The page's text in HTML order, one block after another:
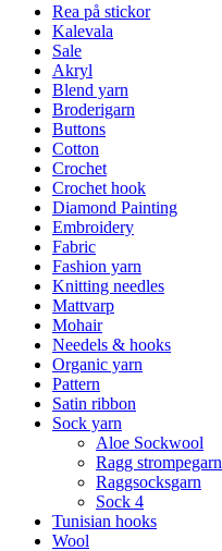
Rea på stickor
Kalevala
Sale
Akryl
Blend yarn
Broderigarn
Buttons
Cotton
Crochet
Crochet hook
Diamond Painting
Embroidery
Fabric
Fashion yarn
Knitting needles
Mattvarp
Mohair
Needels & hooks
Organic yarn
Pattern
Satin ribbon
Sock yarn
Aloe Sockwool
Ragg strompegarn
Raggsocksgarn
Sock 4
Tunisian hooks
Wool